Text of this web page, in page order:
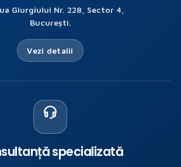
Giurgiului Nr. 228, Sector 4,
București.
Vezi detalii
specializată